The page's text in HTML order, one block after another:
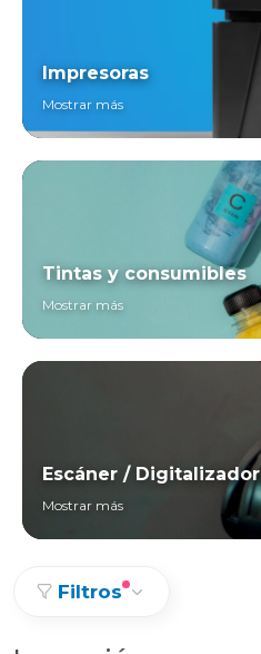
Impresoras
Mostrar más
Tintas y consumibles
Mostrar más
Escáner / Digitalizador
Mostrar más
Filtros